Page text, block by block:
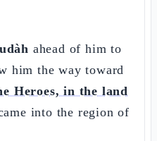
ahead of him to
him the way toward
Heroes, in the land
into the region of